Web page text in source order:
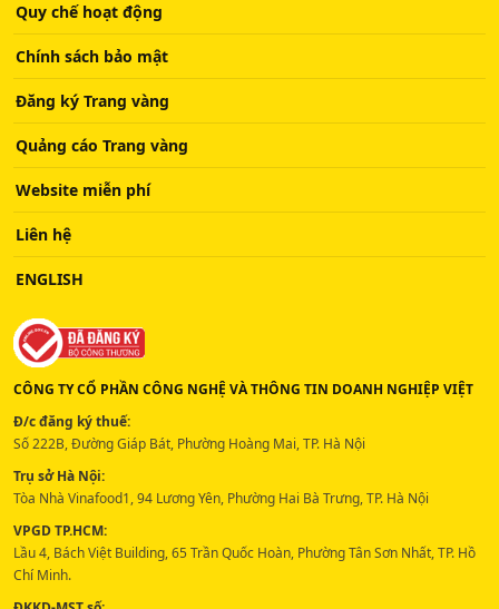
Quy chế hoạt động
Chính sách bảo mật
Đăng ký Trang vàng
Quảng cáo Trang vàng
Website miễn phí
Liên hệ
ENGLISH
CÔNG TY CỔ PHẦN CÔNG NGHỆ VÀ THÔNG TIN DOANH NGHIỆP VIỆT
Đ/c đăng ký thuế:
Số 222B, Đường Giáp Bát, Phường Hoàng Mai, TP. Hà Nội
Trụ sở Hà Nội:
Tòa Nhà Vinafood1, 94 Lương Yên, Phường Hai Bà Trưng, TP. Hà Nội
VPGD TP.HCM:
Lầu 4, Bách Việt Building, 65 Trần Quốc Hoàn, Phường Tân Sơn Nhất, TP. Hồ
Chí Minh.